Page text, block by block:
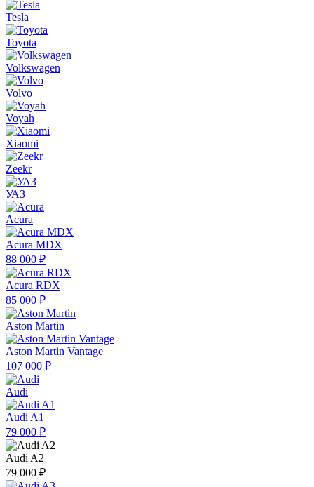
Tesla
Toyota
Volkswagen
Volvo
Voyah
Xiaomi
Zeekr
УАЗ
Acura
Acura MDX
88 000 ₽
Acura RDX
85 000 ₽
Aston Martin
Aston Martin Vantage
107 000 ₽
Audi
Audi A1
79 000 ₽
Audi A2
79 000 ₽